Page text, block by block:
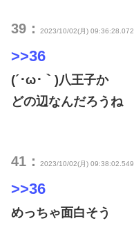
39： 2023/10/02(月) 09:36:28.072
>>36
(´･ω･｀)八王子か
どの辺なんだろうね
41： 2023/10/02(月) 09:38:02.549
>>36
めっちゃ面白そう